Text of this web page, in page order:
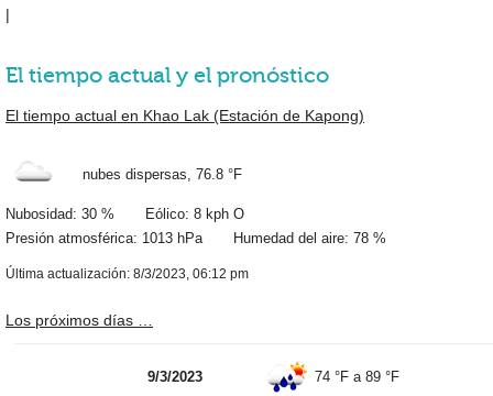
|
El tiempo actual y el pronóstico
El tiempo actual en Khao Lak (Estación de Kapong)
nubes dispersas, 76.8 °F
Nubosidad: 30 % Eólico: 8 kph O
Presión atmosférica: 1013 hPa Humedad del aire: 78 %
Última actualización: 8/3/2023, 06:12 pm
Los próximos días …
9/3/2023 74 °F a89 °F